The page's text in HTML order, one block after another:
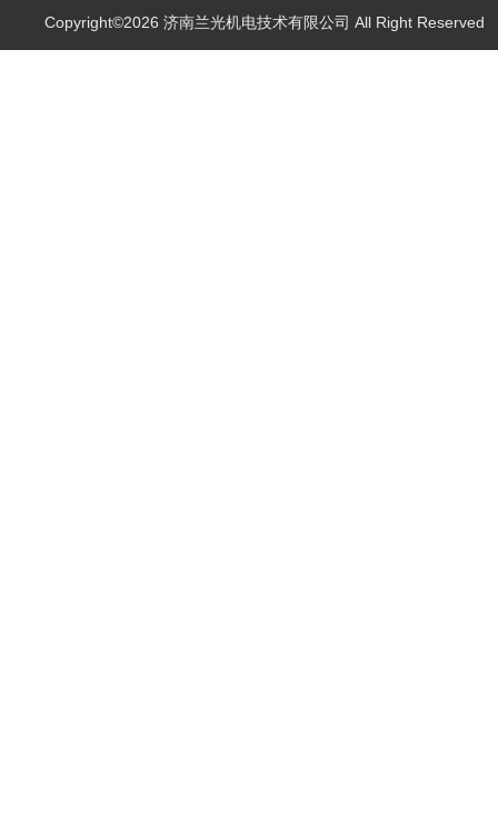
Copyright©2026 济南兰光机电技术有限公司 All Right